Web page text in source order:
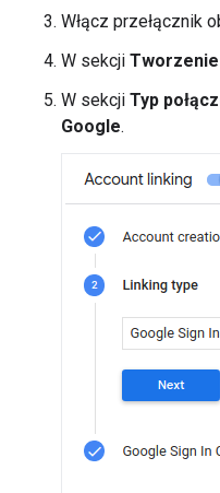
Włącz przełącznik
W sekcji
W sekcji Typ
Google.